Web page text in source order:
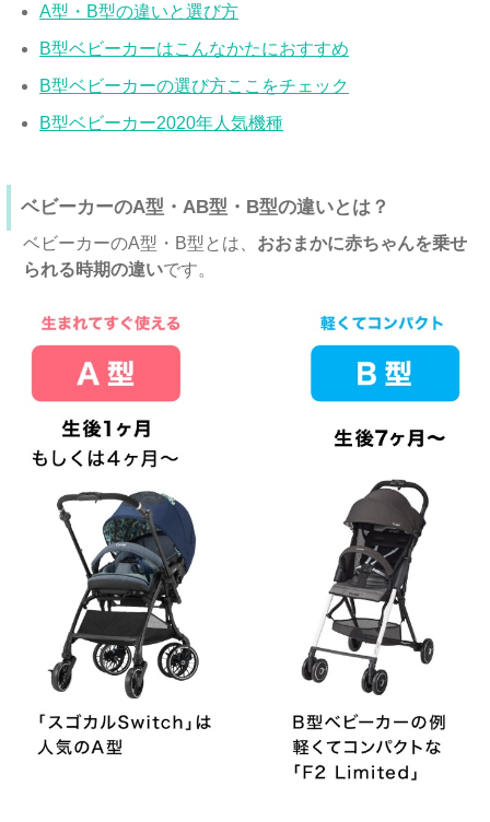
A型・B型の違いと選び方
B型ベビーカーはこんなかたにおすすめ
B型ベビーカーの選び方ここをチェック
B型ベビーカー2020年人気機種
ベビーカーのA型・AB型・B型の違いとは？
ベビーカーのA型・B型とは、 おおまかに赤ちゃんを乗せ
られる時期の違いです。